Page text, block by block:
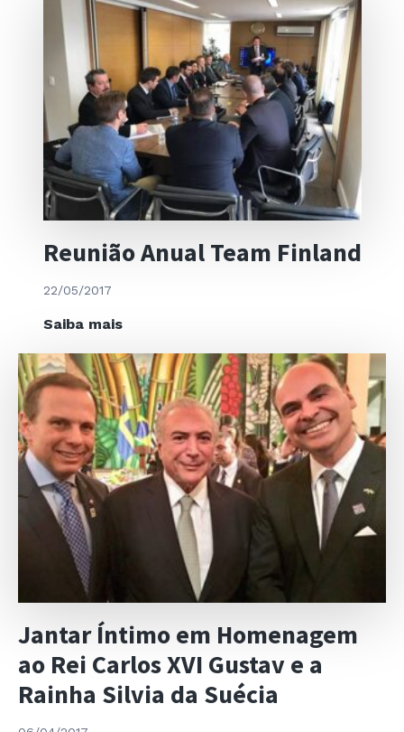
Reunião Anual Team Finland
22/05/2017
Saiba maisReunião
Team
Finland
Jantar Íntimo em Homenagem
ao Rei Carlos XVI Gustav e a
Rainha Silvia da Suécia